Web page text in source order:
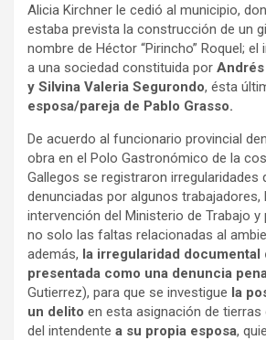
Alicia Kirchner le cedió al municipio,
estaba prevista la construcción de un
nombre de Héctor “Pirincho” Roquel;
a una sociedad constituida por Andrés
y Silvina Valeria Segurondo, ésta
esposa/pareja de Pablo Grasso.
De acuerdo al funcionario provincial
obra en el Polo Gastronómico de la
Gallegos se registraron irregularidades
denunciadas por algunos trabajadores,
intervención del Ministerio de Trabajo
no solo las faltas relacionadas al
además, la irregularidad documental
presentada como una denuncia
Gutierrez), para que se investigue la
un delito en esta asignación de tierras
del intendente a su propia esposa,